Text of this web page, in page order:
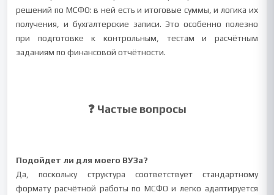
решений по МСФО: в ней есть и итоговые суммы, и логика их
получения, и бухгалтерские записи. Это особенно полезно
при подготовке к контрольным, тестам и расчётным
заданиям по финансовой отчётности.
❓ Частые вопросы
Подойдет ли для моего ВУЗа?
Да, поскольку структура соответствует стандартному
формату расчётной работы по МСФО и легко адаптируется